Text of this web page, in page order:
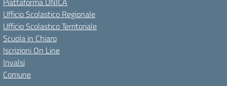
Ufficio Scolastico Regionale
Ufficio Scolastico Territoriale
Scuola in Chiaro
Iscrizioni On Line
Invalsi
Comune